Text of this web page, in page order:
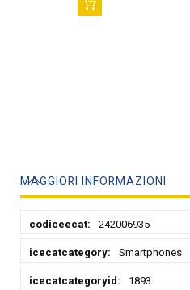
MAGGIORI INFORMAZIONI
Maggiori
Informazioni
242006935
Smartphones
1893